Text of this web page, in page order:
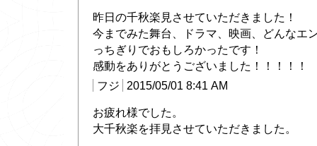
昨日の千秋楽見させていただきました！
今までみた舞台、ドラマ、映画、どんなエ
っちぎりでおもしろかったです！
感動をありがとうございました！！！！！
フジ
2015/05/01 8:41 AM
お疲れ様でした。
大千秋楽を拝見させていただきました。